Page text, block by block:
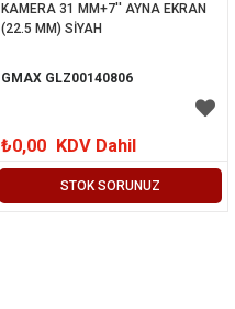
STOK SORUNUZ
KAMERA 31 MM+7'' AYNA EKRAN
(22.5 MM) SİYAH
GMAX GLZ00140806
₺0,00 KDV Dahil